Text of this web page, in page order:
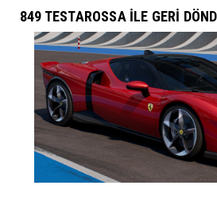
849 TESTAROSSA İLE GERİ